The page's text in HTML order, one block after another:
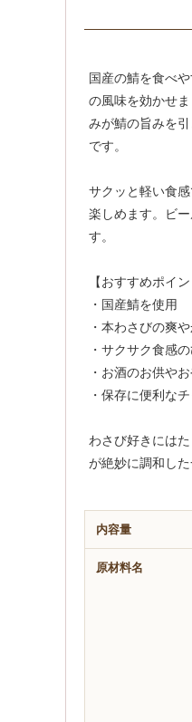
国産の鯖を食べ
の風味を効かせ
みが鯖の旨みを
です。
サクッと軽い食
楽しめます。ビ
す。
【おすすめポイン
・国産鯖を使用
・本わさびの爽
・サクサク食感
・お酒のお供や
・保存に便利な
わさび好きには
が絶妙に調和し
内容量
原材料名